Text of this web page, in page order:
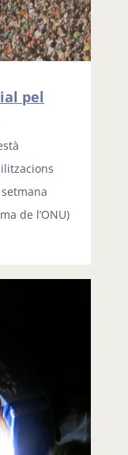
pel
de l’ONU)